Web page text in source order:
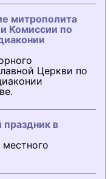
митрополита
Комиссии по
Церкви по
в
местного